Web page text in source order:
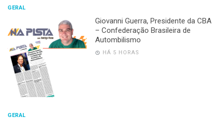
GERAL
Giovanni Guerra, Presidente da CBA
– Confederação Brasileira de
Autombilismo
HÁ 5 HORAS
GERAL